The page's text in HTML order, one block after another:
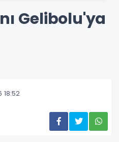
Gelibolu'ya